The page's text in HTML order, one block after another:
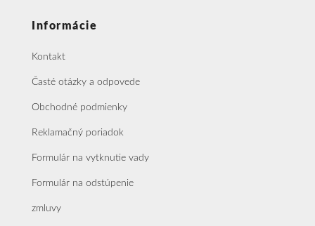
Informácie
Kontakt
Časté otázky a odpovede
Obchodné podmienky
Reklamačný poriadok
Formulár na vytknutie vady
Formulár na odstúpenie
zmluvy